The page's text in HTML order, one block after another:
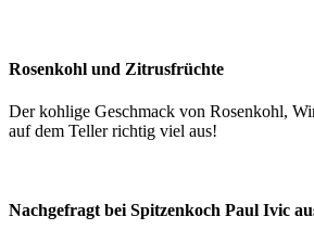
Rosenkohl und Zitrusfrüchte
Der kohlige Geschmack von Rosenkohl,
auf dem Teller richtig viel aus!
Nachgefragt bei Spitzenkoch Paul Ivic